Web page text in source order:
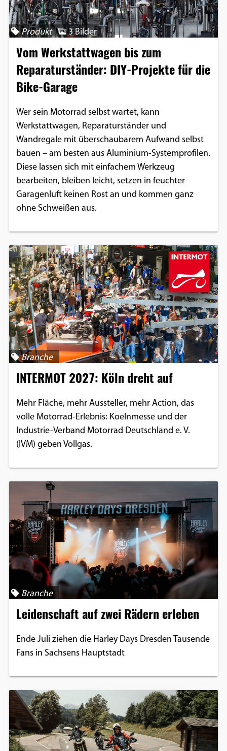
Produkt 3 Bilder
Vom Werkstattwagen bis zum
Reparaturständer: DIY-Projekte für die
Bike-Garage
Wer sein Motorrad selbst wartet, kann
Werkstattwagen, Reparaturständer und
Wandregale mit überschaubarem Aufwand selbst
bauen – am besten aus Aluminium-Systemprofilen.
Diese lassen sich mit einfachem Werkzeug
bearbeiten, bleiben leicht, setzen in feuchter
Garagenluft keinen Rost an und kommen ganz
ohne Schweißen aus.
Branche
INTERMOT 2027: Köln dreht auf
Mehr Fläche, mehr Aussteller, mehr Action, das
volle Motorrad-Erlebnis: Koelnmesse und der
Industrie-Verband Motorrad Deutschland e. V.
(IVM) geben Vollgas.
Branche
Leidenschaft auf zwei Rädern erleben
Ende Juli ziehen die Harley Days Dresden Tausende
Fans in Sachsens Hauptstadt